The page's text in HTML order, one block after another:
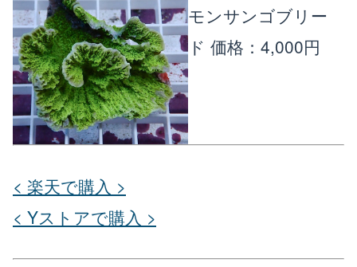
モンサンゴブリー
ド 価格：4,000円
< 楽天で購入 >
< Yストアで購入 >